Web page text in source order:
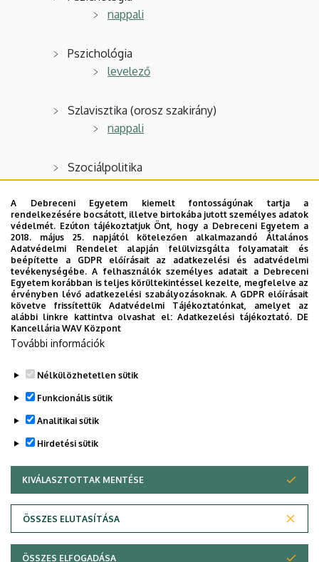
nappali
Pszichológia
levelező
Szlavisztika (orosz szakirány)
nappali
Szociálpolitika
nappali
Szociológia
nappali
Történelem
nappali
Fordító és tolmács képzés
Legutóbbi frissítés: 2022. 10. 07. 09:21
Adatvédelem
A Debreceni Egyetem kiemelt fontosságúnak tartja a
rendelkezésére bocsátott, illetve birtokába jutott személyes adatok
védelmét. Ezúton tájékoztatjuk Önt, hogy a Debreceni Egyetem a
2018. május 25. napjától kötelezően alkalmazandó Általános
Adatvédelmi Rendelet alapján felülvizsgálta folyamatait és
beépítette a GDPR előírásait az adatkezelési és adatvédelmi
tevékenységébe. A felhasználók személyes adatait a Debreceni
Egyetem korábban is teljes körültekintéssel kezelte, megfelelve az
érvényben lévő adatkezelési szabályozásoknak. A GDPR előírásait
követve frissítettük Adatvédelmi Tájékoztatónkat, amelyet az
alábbi linkre kattintva olvashat el:Adatkezelési tájékoztató. DE
Kancellária WAV Központ
További információk
Nélkülözhetetlen sütik
Funkcionális sütik
Analitikai sütik
Hirdetési sütik
KIVÁLASZTOTTAK MENTÉSE
ÖSSZES ELUTASÍTÁSA
WITHDRAW CONSENT
ÖSSZES ELFOGADÁSA